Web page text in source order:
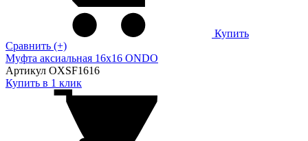
Купить
Сравнить (+)
Муфта аксиальная 16х16 ONDO
Артикул OXSF1616
Купить в 1 клик